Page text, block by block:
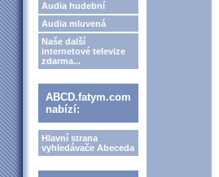
Audia hudební
Audia mluvená
Naše další
internetové televize
zdarma...
ABCD.fatym.com
nabízí:
Hlavní strana
vyhledávače Abeceda